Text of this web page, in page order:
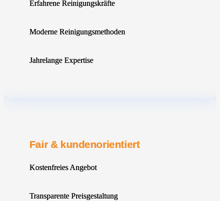
Erfahrene Reinigungskräfte
Moderne Reinigungsmethoden
Jahrelange Expertise
Fair & kundenorientiert
Kostenfreies Angebot
Transparente Preisgestaltung